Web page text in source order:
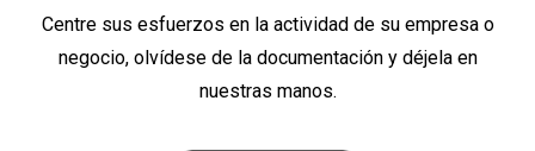
Centre sus esfuerzos en la actividad de su empresa o
negocio, olvídese de la documentación y déjela en
nuestras manos.